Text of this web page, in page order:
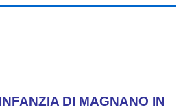
DI MAGNANO IN